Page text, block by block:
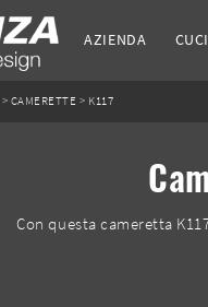
AZIENDA
> CAMERETTE > K117
Con questa cameretta